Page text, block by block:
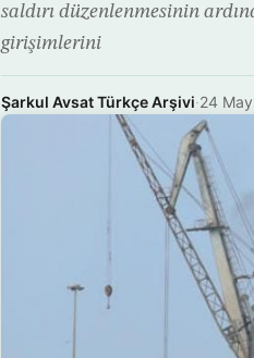
saldırı düzenlenmesinin
girişimlerini
Şarkul Avsat Türkçe Arşivi·24